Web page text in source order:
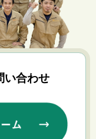
い合わせ